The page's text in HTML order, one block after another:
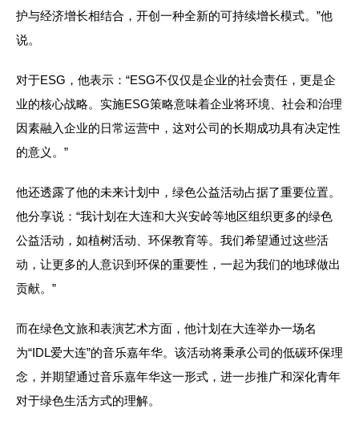
护与经济增长相结合，开创一种全新的可持续增长模式。”他
说。
对于ESG，他表示：“ESG不仅仅是企业的社会责任，更是企
业的核心战略。实施ESG策略意味着企业将环境、社会和治理
因素融入企业的日常运营中，这对公司的长期成功具有决定性
的意义。”
他还透露了他的未来计划中，绿色公益活动占据了重要位置。
他分享说：“我计划在大连和大兴安岭等地区组织更多的绿色
公益活动，如植树活动、环保教育等。我们希望通过这些活
动，让更多的人意识到环保的重要性，一起为我们的地球做出
贡献。”
而在绿色文旅和表演艺术方面，他计划在大连举办一场名
为“IDL爱大连”的音乐嘉年华。该活动将秉承公司的低碳环保理
念，并期望通过音乐嘉年华这一形式，进一步推广和深化青年
对于绿色生活方式的理解。